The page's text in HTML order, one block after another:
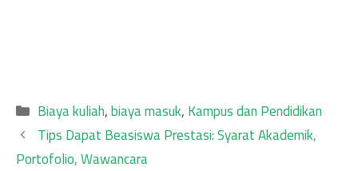
Categories
Biaya kuliah,biaya masuk, Kampus dan Pendidikan
Tips Dapat Beasiswa Prestasi: Syarat Akademik,
Portofolio, Wawancara